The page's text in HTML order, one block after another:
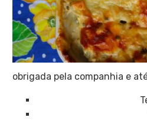
obrigada pela companhia e